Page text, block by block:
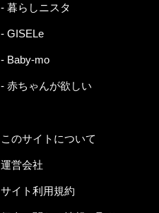
- 暮らしニスタ
- GISELe
- Baby-mo
- 赤ちゃんが欲しい
このサイトについて
運営会社
サイト利用規約